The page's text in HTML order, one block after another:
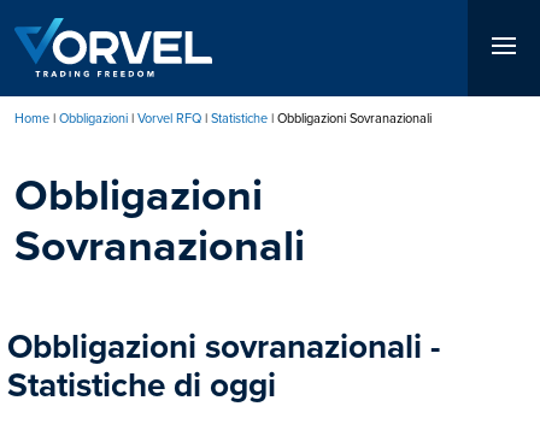
contenuto
principale
di
pane
Home Obbligazioni Vorvel RFQ Statistiche Obbligazioni Sovranazionali
Obbligazioni
Sovranazionali
Obbligazioni sovranazionali -
Statistiche di oggi